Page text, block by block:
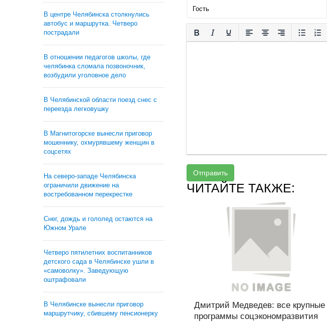
В центре Челябинска столкнулись
автобус и маршрутка. Четверо
пострадали
В отношении педагогов школы, где
челябинка сломала позвоночник,
возбудили уголовное дело
В Челябинской области поезд снес с
переезда легковушку
В Магнитогорске вынесли приговор
мошеннику, охмурявшему женщин в
соцсетях
На северо-западе Челябинска
ограничили движение на
востребованном перекрестке
Снег, дождь и гололед остаются на
Южном Урале
Четверо пятилетних воспитанников
детского сада в Челябинске ушли в
«самоволку». Заведующую
оштрафовали
В Челябинске вынесли приговор
маршрутчику, сбившему пенсионерку
Отправить
ЧИТАЙТЕ ТАКЖЕ:
Дмитрий Медведев: все крупные
программы соцэкономразвития